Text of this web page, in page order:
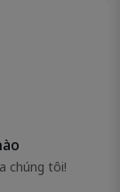
AA trên thị
AA khác như
bao bì đúng
chúng tôi!